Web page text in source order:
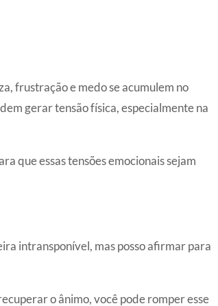
frustração e medo se acumulem no
gerar tensão física, especialmente na
que essas tensões emocionais sejam
intransponível, mas posso afirmar para
o ânimo, você pode romper esse